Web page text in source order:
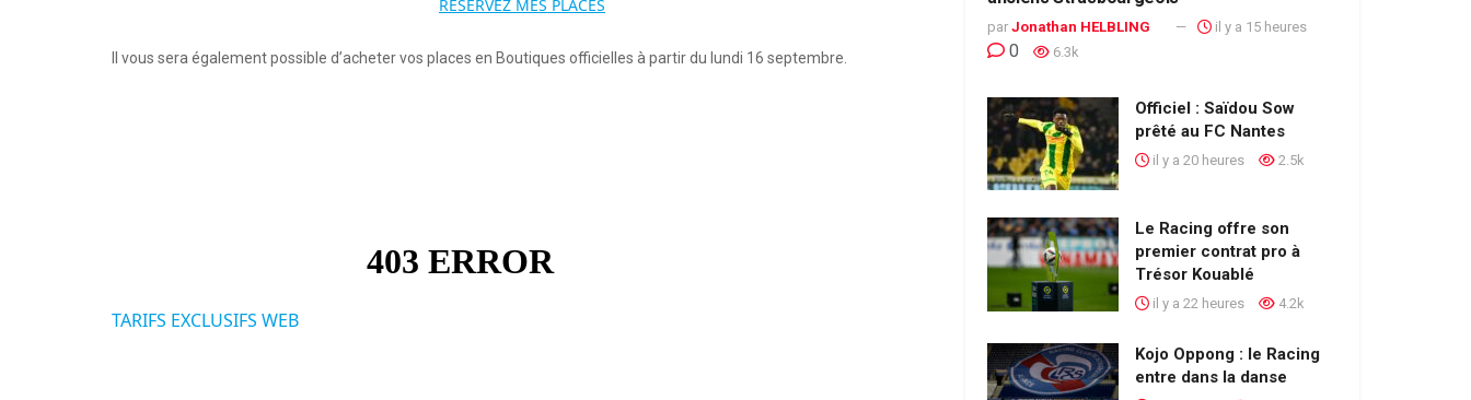
RÉSERVEZ MES PLACES
Il vous sera également possible d’acheter vos places en Boutiques officielles à partir du lundi 16 septembre.
TARIFS EXCLUSIFS WEB
par Jonathan HELBLING il y a 15 heures
0 6.3k
Officiel : Saïdou Sow
prêté au FC Nantes
il y a 20 heures 2.5k
Le Racing offre son
premier contrat pro à
Trésor Kouablé
il y a 22 heures 4.2k
Kojo Oppong : le Racing
entre dans la danse